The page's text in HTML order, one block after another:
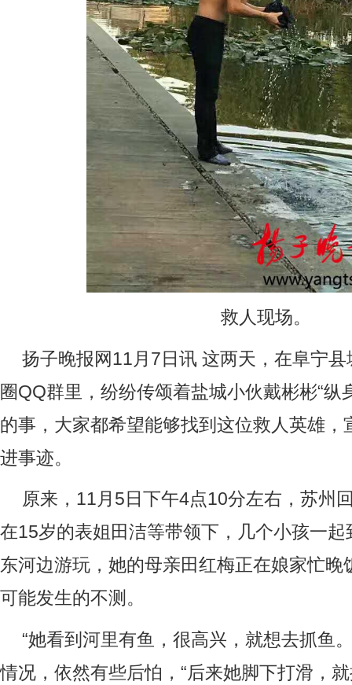
救人现场。
扬子晚报网11月7日讯 这两天，在阜宁
圈QQ群里，纷纷传颂着盐城小伙戴彬彬“纵
的事，大家都希望能够找到这位救人英雄，
进事迹。
原来，11月5日下午4点10分左右，苏州
在15岁的表姐田洁等带领下，几个小孩一
东河边游玩，她的母亲田红梅正在娘家忙晚
可能发生的不测。
“她看到河里有鱼，很高兴，就想去抓鱼
情况，依然有些后怕，“后来她脚下打滑，